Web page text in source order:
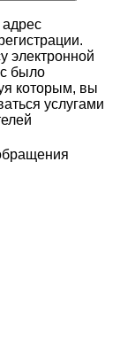
электронной
было
которым, вы
услугами